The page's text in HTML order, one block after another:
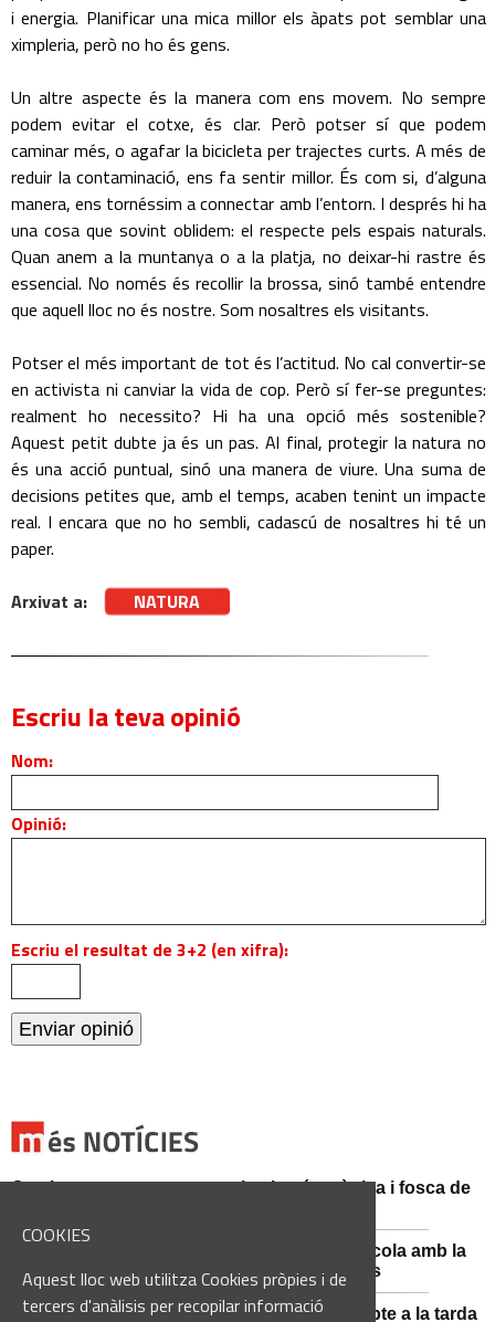
COOKIES
Aquest lloc web utilitza Cookies pròpies i de
tercers d'anàlisis per recopilar informació
i energia. Planificar una mica millor els àpats pot semblar una
ximpleria, però no ho és gens.
Un altre aspecte és la manera com ens movem. No sempre
podem evitar el cotxe, és clar. Però potser sí que podem
caminar més, o agafar la bicicleta per trajectes curts. A més de
reduir la contaminació, ens fa sentir millor. És com si, d’alguna
manera, ens tornéssim a connectar amb l’entorn. I després hi ha
una cosa que sovint oblidem: el respecte pels espais naturals.
Quan anem a la muntanya o a la platja, no deixar-hi rastre és
essencial. No només és recollir la brossa, sinó també entendre
que aquell lloc no és nostre. Som nosaltres els visitants.
Potser el més important de tot és l’actitud. No cal convertir-se
en activista ni canviar la vida de cop. Però sí fer-se preguntes:
realment ho necessito? Hi ha una opció més sostenible?
Aquest petit dubte ja és un pas. Al final, protegir la natura no
és una acció puntual, sinó una manera de viure. Una suma de
decisions petites que, amb el temps, acaben tenint un impacte
real. I encara que no ho sembli, cadascú de nosaltres hi té un
paper.
Arxivat a:
NATURA
Escriu la teva opinió
Nom:
Opinió:
Escriu el resultat de 3+2 (en xifra):
Catalunya es prepara per a la nit més màgica i fosca de
Sant Fruitós posa en valor el patrimoni agrícola amb la
restauració i exposició de peces històriques
Es manté la previsió de pluges fortes dissabte a la tarda